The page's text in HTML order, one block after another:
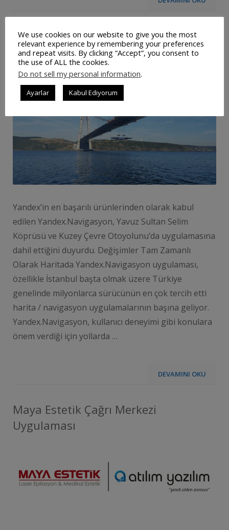
Üçüncü Köprü Yandex Navigasyona
Geldi
Yandex’in en başarılı ürünlerinden olarak kabul
edilen Yandex.Navigasyon, Yavuz Sultan Selim
Köprüsü ve Kuzey Çevre Otoyolunu’da uygulamasına
dahil ettiğini duyurdu. Değişimler Tam Zamanlı
Olarak Haritada Yandex.Navigasyon uygulaması,
özellikle İstanbul başta olmak üzere Türkiye
genelinde milyonlarca sürücünün en çok tercih etti
harita / navigasyon uygulamalarının başına geliyor.
Yandex.Navigasyon, kullanıcı deneyimi gibi konulara
önem verdiği için yollarda …
DEVAMINI OKU
Maya Estetik Çağrı Merkezi
Uygulaması
We use cookies on our website to give you the most
relevant experience by remembering your preferences
and repeat visits. By clicking “Accept”, you consent to
the use of ALL the cookies.
Do not sell my personal information.
Ayarlar Kabul Ediyorum